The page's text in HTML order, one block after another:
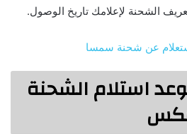
الشحنة لإعلامك تاريخ الوصول.
عن شحنة سمسا
استلام الشحنة